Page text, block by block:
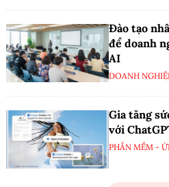
Đào tạo
để doanh
AI
DOANH
Gia tăng
với
PHẦN MỀM -